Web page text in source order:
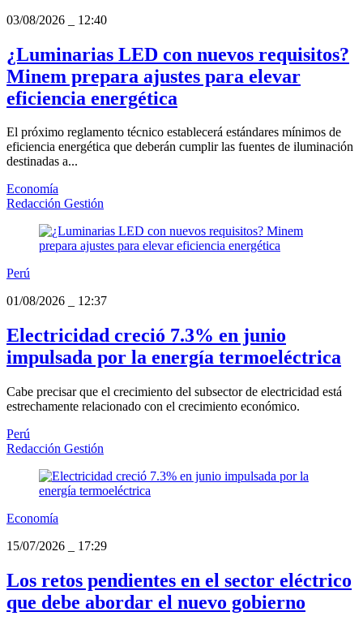
03/08/2026
12:40
¿Luminarias LED con nuevos requisitos?
Minem prepara ajustes para elevar
eficiencia energética
El próximo reglamento técnico establecerá estándares mínimos de
eficiencia energética que deberán cumplir las fuentes de iluminación
destinadas a...
Economía
Redacción Gestión
Perú
01/08/2026
12:37
Electricidad creció 7.3% en junio
impulsada por la energía termoeléctrica
Cabe precisar que el crecimiento del subsector de electricidad está
estrechamente relacionado con el crecimiento económico.
Perú
Redacción Gestión
Economía
15/07/2026
17:29
Los retos pendientes en el sector eléctrico
que debe abordar el nuevo gobierno